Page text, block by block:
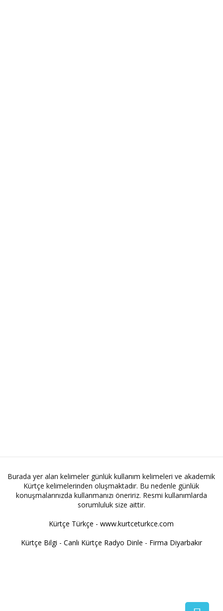
Burada yer alan kelimeler günlük kullanım kelimeleri ve akademik
Kürtçe kelimelerinden oluşmaktadır. Bu nedenle günlük
konuşmalarınızda kullanmanızı öneririz. Resmi kullanımlarda
sorumluluk size aittir.
Kürtçe Türkçe - www.kurtceturkce.com
Kürtçe Bilgi - Canlı Kürtçe Radyo Dinle - Firma Diyarbakır